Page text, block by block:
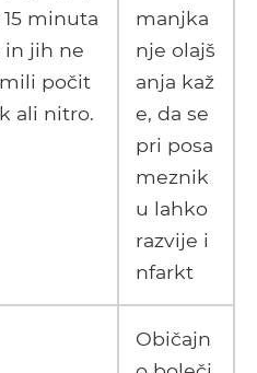
15 minuta
in jih ne
počit
ali nitro.
manjka
nje olajš
anja kaž
e, da se
pri posa
meznik
u lahko
razvije i
nfarkt
Običajn